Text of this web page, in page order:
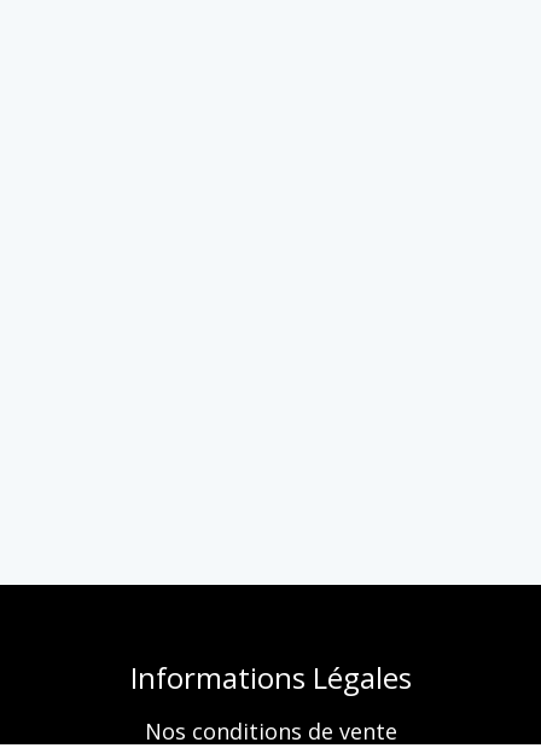
Informations Légales
Nos conditions de vente